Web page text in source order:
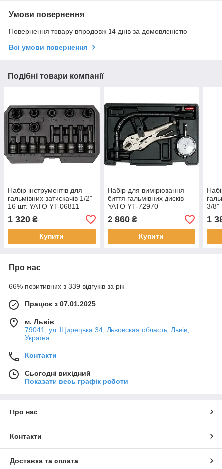
Умови повернення
Повернення товару впродовж 14 днів за домовленістю
Всі умови повернення
Подібні товари компанії
Набір інструментів для
гальмівних затискачів 1/2"
16 шт. YATO YT-06811
1 320 ₴
Купити
Набір для вимірювання
биття гальмівних дисків
YATO YT-72970
2 860₴
Купити
3/8"
1
Про нас
66% позитивних з 339 відгуків за рік
Працює з 07.01.2025
м. Львів
79041, ул. Щирецька 34, Львовская область, Львів,
Україна
Контакти
Сьогодні вихідний
Показати весь графік роботи
Про нас
Контакти
Доставка та оплата